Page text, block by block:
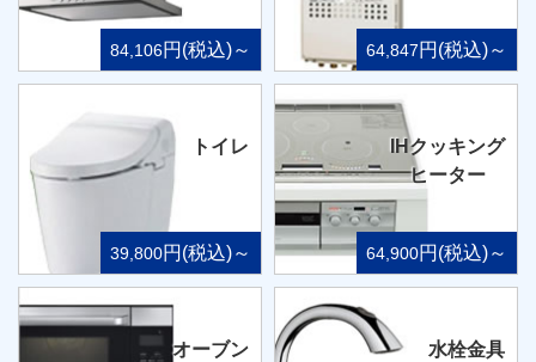
84,106円(税込)～ 64,847円(税込)～
トイレ
39,800円(税込)～
IHクッキング
ヒーター
64,900円(税込)～
オーブン 水栓金具